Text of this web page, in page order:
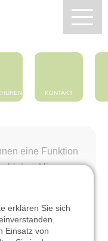
KONTAKT
eine Funktion
Hierzu
Drittanbieter-
erklären Sie sich
Einsatz von